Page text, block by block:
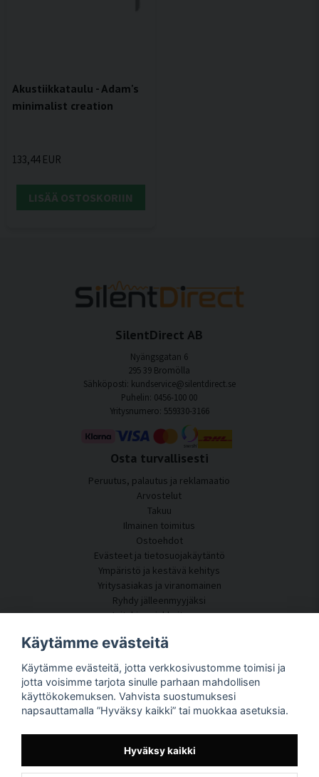
Akustiikkataulu - Adam's
minimalist creation
133,44 EUR
LISÄÄ OSTOSKORIIN
SilentDirect AB
Nyängsgatan 6
295 39 Bromölla
Sähköposti: kundservice@silentdirect.se
Puhelin: 0456-100 00
Yritysnumero: 559330-3166
Osta turvallisesti
Peruutus, palautus ja reklamaatio
Arvostelut
Takuu
Ilmainen toimitus
Ostoehdot
Evästeet ja tietosuojakäytäntö
Ympäristö ja kestävä kehitys
Yritysasiakas ja viranomainen
Ryhdy jälleenmyyjäksi
Joitakin asiakkaitamme
Asiakaspalvelu
Akustiikkakonsultointi
Asennus
Kysymyksiä ja vastauksia
Tietoportaali
Seuraa pakettiasi täältä
Tietoja SilentDirectistä
Käytämme evästeitä
Käytämme evästeitä, jotta verkkosivustomme toimisi ja
jotta voisimme tarjota sinulle parhaan mahdollisen
käyttökokemuksen. Vahvista suostumuksesi
napsauttamalla ”Hyväksy kaikki” tai muokkaa asetuksia.
Hyväksy kaikki